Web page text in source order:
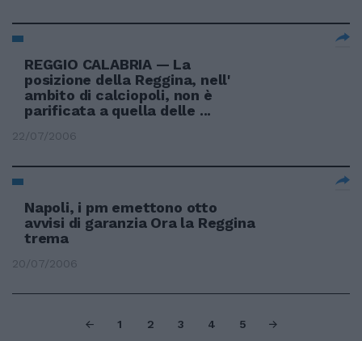
REGGIO CALABRIA — La
posizione della Reggina, nell'
ambito di calciopoli, non è
parificata a quella delle ...
22/07/2006
Napoli, i pm emettono otto
avvisi di garanzia Ora la Reggina
trema
20/07/2006
1 2 3 4 5